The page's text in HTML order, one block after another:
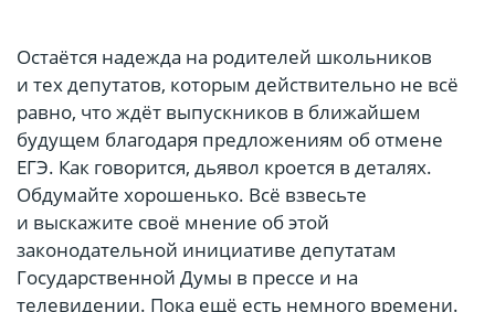
Остаётся надежда на родителей школьников
и тех депутатов, которым действительно не всё
равно, что ждёт выпускников в ближайшем
будущем благодаря предложениям об отмене
ЕГЭ. Как говорится, дьявол кроется в деталях.
Обдумайте хорошенько. Всё взвесьте
и выскажите своё мнение об этой
законодательной инициативе депутатам
Государственной Думы в прессе и на
телевидении. Пока ещё есть немного времени.